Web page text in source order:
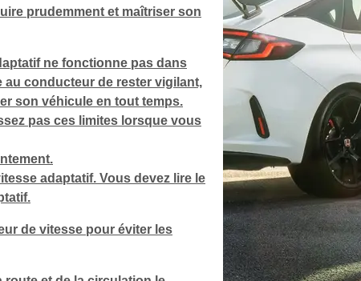
prudemment et maîtriser son
ne fonctionne pas dans
au conducteur de rester vigilant,
son véhicule en tout temps.
pas ces limites lorsque vous
adaptatif. Vous devez lire le
de vitesse pour éviter les